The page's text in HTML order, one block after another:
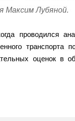
Максим Лубяной.
проводился
транспорта
оценок в